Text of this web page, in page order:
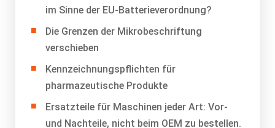
im Sinne der EU-Batterieverordnung?
Die Grenzen der Mikrobeschriftung
verschieben
Kennzeichnungspflichten für
pharmazeutische Produkte
Ersatzteile für Maschinen jeder Art: Vor-
und Nachteile, nicht beim OEM zu bestellen.